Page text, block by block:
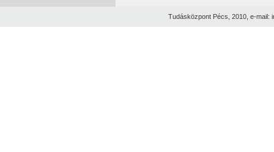
Tudásközpont Pécs, 2010, e-mail: